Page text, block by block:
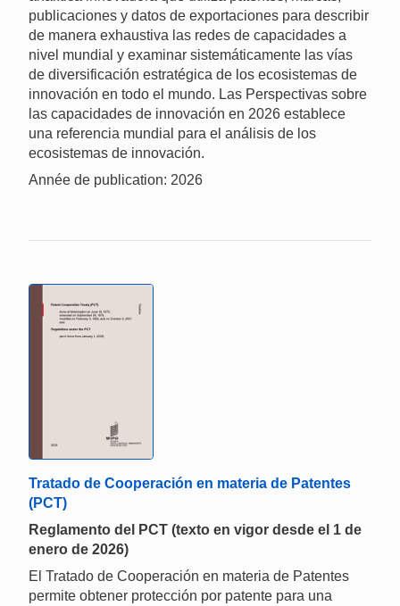
publicaciones y datos de exportaciones para describir
de manera exhaustiva las redes de capacidades a
nivel mundial y examinar sistemáticamente las vías
de diversificación estratégica de los ecosistemas de
innovación en todo el mundo. Las Perspectivas sobre
las capacidades de innovación en 2026 establece
una referencia mundial para el análisis de los
ecosistemas de innovación.
Année de publication: 2026
Tratado de Cooperación en materia de Patentes
(PCT)
Reglamento del PCT (texto en vigor desde el 1 de
enero de 2026)
El Tratado de Cooperación en materia de Patentes
permite obtener protección por patente para una